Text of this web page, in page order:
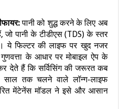
पानी को शुद्ध करने के लिए अब
पानी के टीडीएस (TDS) के स्तर
ये फिल्टर की लाइफ पर खुद नजर
के आधार पर मोबाइल ऐप के
देते हैं कि सर्विसिंग की जरूरत कब
तक चलने वाले लॉन्ग-लाइफ
मेंटेनेंस मॉडल ने इसे और आसान